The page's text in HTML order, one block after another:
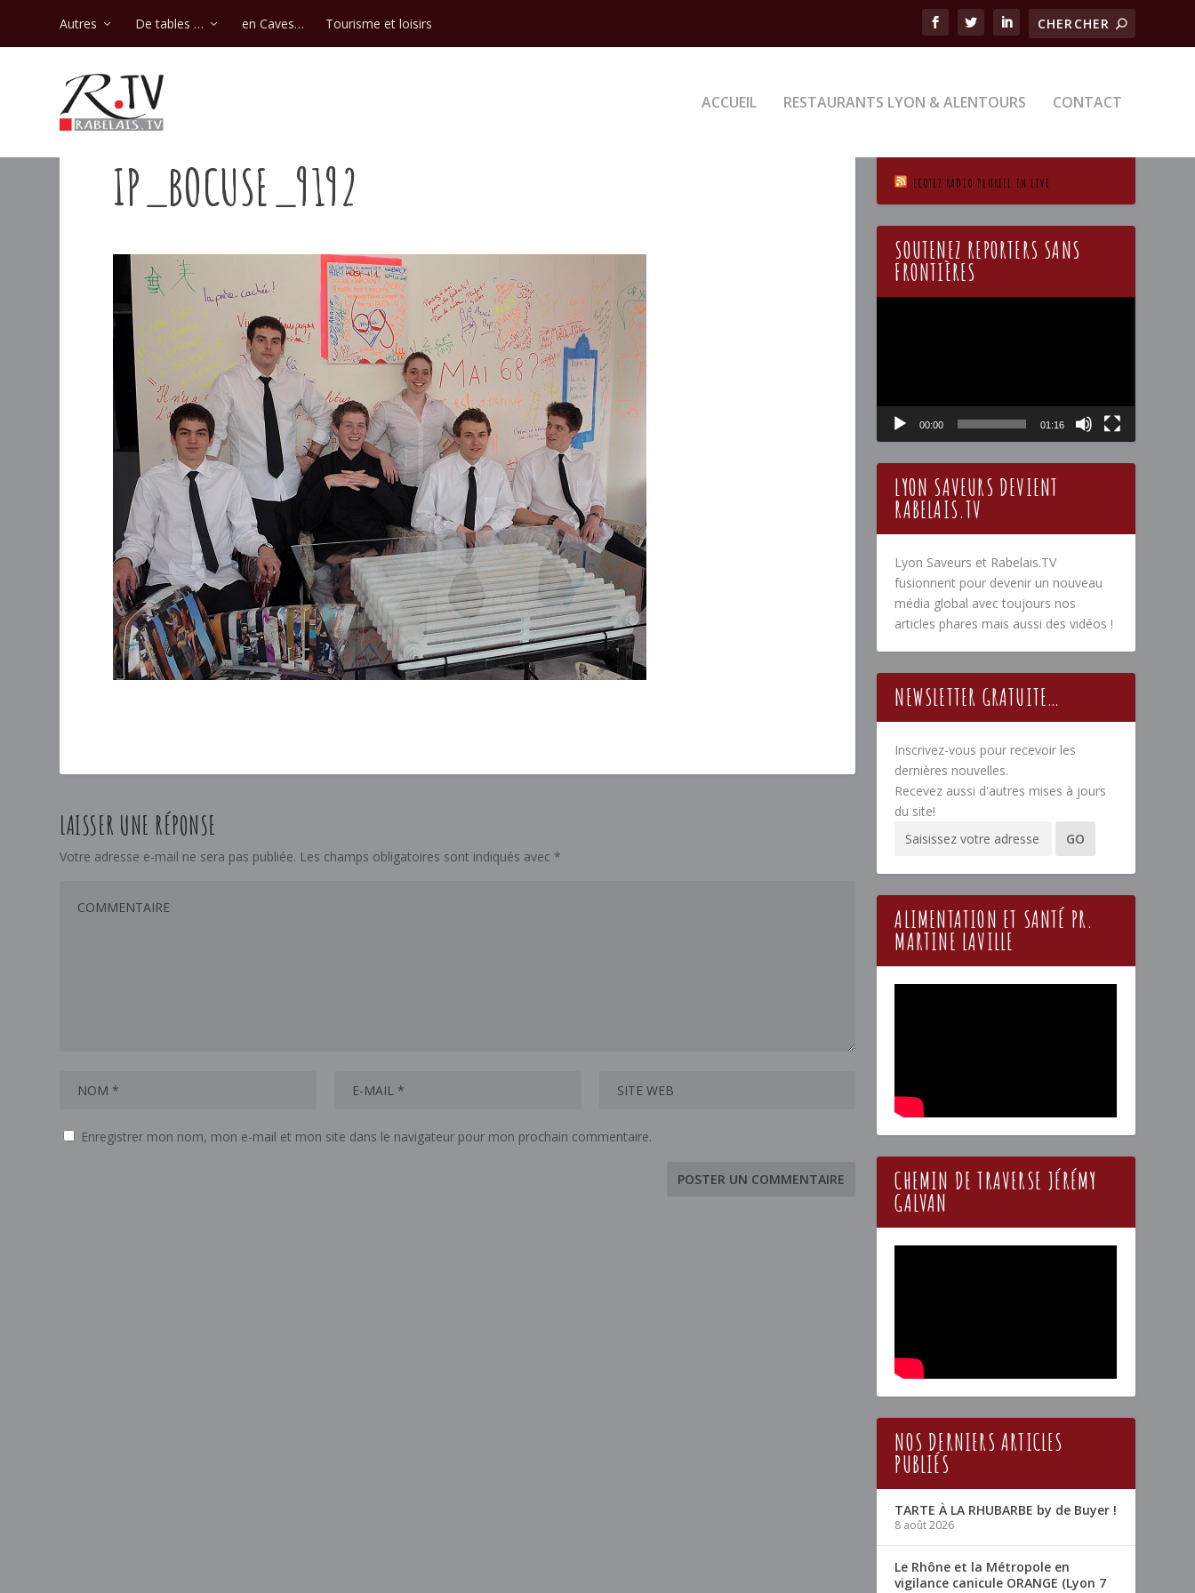
Autres De tables … en Caves… Tourisme et loisirs
ACCUEIL RESTAURANTS LYON & ALENTOURS CONTACT
IP_BOCUSE_9192
LAISSER UNE RÉPONSE
Votre adresse e-mail ne sera pas publiée. Les champs obligatoires sont indiqués avec *
Enregistrer mon nom, mon e-mail et mon site dans le navigateur pour mon prochain commentaire.
ECOTEZ RADIO PLURIEL EN LIVE
SOUTENEZ REPORTERS SANS
FRONTIÈRES
00:00 01:16
LYON SAVEURS DEVIENT
RABELAIS.TV
Lyon Saveurs et Rabelais.TV
fusionnent pour devenir un nouveau
média global avec toujours nos
articles phares mais aussi des vidéos !
NEWSLETTER GRATUITE…
Inscrivez-vous pour recevoir les
dernières nouvelles.
Recevez aussi d'autres mises à jours
du site!
ALIMENTATION ET SANTÉ PR.
MARTINE LAVILLE
CHEMIN DE TRAVERSE JÉRÉMY
GALVAN
NOS DERNIERS ARTICLES
PUBLIÉS
TARTE À LA RHUBARBE by de Buyer !
8 août 2026
Le Rhône et la Métropole en
vigilance canicule ORANGE (Lyon 7